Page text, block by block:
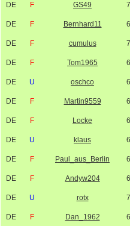
DE F GS49
DE F Bernhard11
DE F cumulus
DE F Tom1965
DE U oschco
DE F Martin9559
DE F Locke
DE U klaus
DE F Paul_aus_Berlin
DE F Andyw204
DE U rotx
DE F Dan_1962